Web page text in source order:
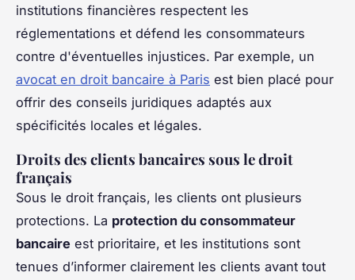
institutions financières respectent les
réglementations et défend les consommateurs
contre d'éventuelles injustices. Par exemple, un
avocat en droit bancaire à Paris est bien placé pour
offrir des conseils juridiques adaptés aux
spécificités locales et légales.
Droits des clients bancaires sous le droit
français
Sous le droit français, les clients ont plusieurs
protections. La protection du consommateur
bancaire est prioritaire, et les institutions sont
tenues d’informer clairement les clients avant tout